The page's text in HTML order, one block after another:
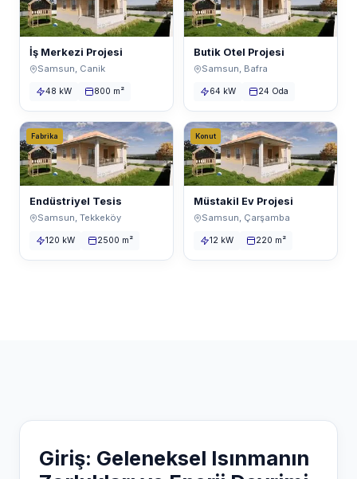
İş Merkezi Projesi
Samsun, Canik
48 kW 800 m²
Butik Otel Projesi
Samsun, Bafra
64 kW 24 Oda
Fabrika
Endüstriyel Tesis
Samsun, Tekkeköy
120 kW 2500 m²
Konut
Müstakil Ev Projesi
Samsun, Çarşamba
12 kW 220 m²
Giriş: Geleneksel Isınmanın